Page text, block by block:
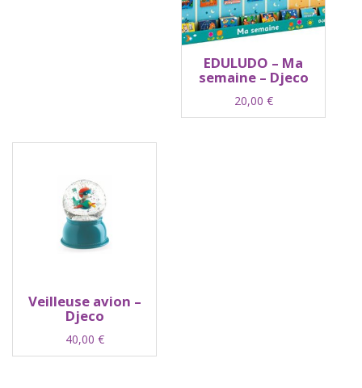
EDULUDO – Ma
semaine – Djeco
20,00 €
Veilleuse avion –
Djeco
40,00 €